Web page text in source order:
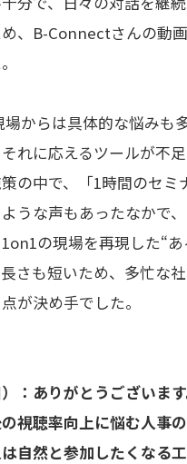
、B-Connectさんの動
場からは具体的な悩みも
れに応えるツールが不足
の中で、「1時間のセミ
うな声もあったなかで
の現場を再現した“
さも短いため、多忙な
が決め手でした。
）：ありがとうございま
視聴率向上に悩む人事
自然と参加したくなる